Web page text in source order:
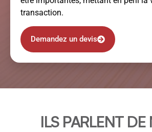
transaction.
Demandez un devis
ILS PARLENT DE